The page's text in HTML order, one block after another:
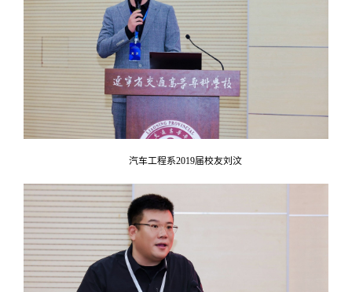
汽车工程系2019届校友刘汶